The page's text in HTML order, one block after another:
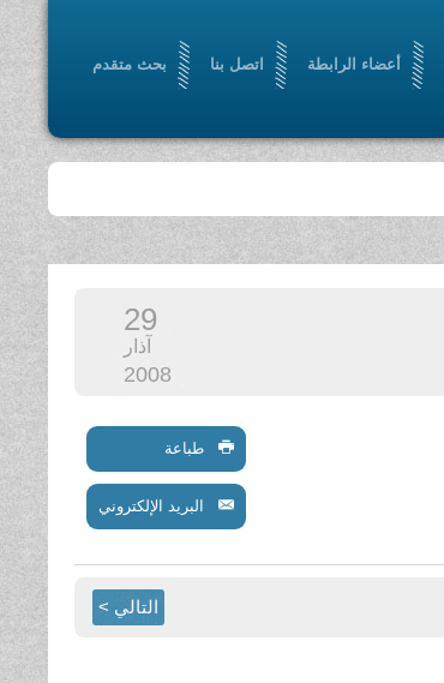
أعضاء الرابطة اتصل بنا بحث متقدم
29
آذار
2008
طباعة
البريد الإلكتروني
التالي >